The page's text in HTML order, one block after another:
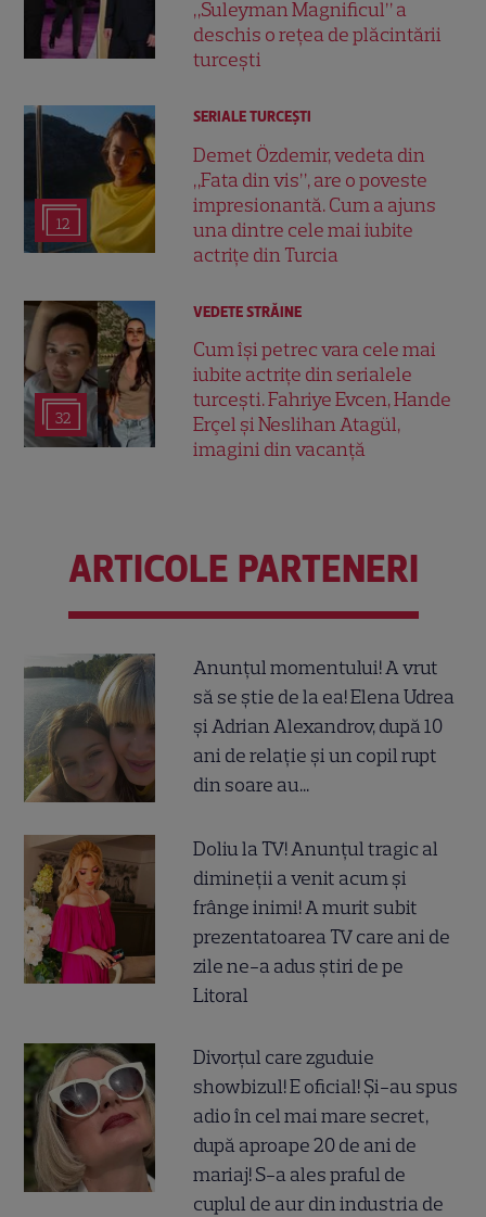
„Suleyman Magnificul” a
deschis o rețea de plăcintării
turcești
12
SERIALE TURCEŞTI
Demet Özdemir, vedeta din
„Fata din vis”, are o poveste
impresionantă. Cum a ajuns
una dintre cele mai iubite
actrițe din Turcia
32
VEDETE STRĂINE
Cum își petrec vara cele mai
iubite actrițe din serialele
turcești. Fahriye Evcen, Hande
Erçel și Neslihan Atagül,
imagini din vacanță
ARTICOLE PARTENERI
Anunțul momentului! A vrut
să se știe de la ea! Elena Udrea
și Adrian Alexandrov, după 10
ani de relație și un copil rupt
din soare au...
Doliu la TV! Anunțul tragic al
dimineții a venit acum și
frânge inimi! A murit subit
prezentatoarea TV care ani de
zile ne-a adus știri de pe
Litoral
Divorțul care zguduie
showbizul! E oficial! Și-au spus
adio în cel mai mare secret,
după aproape 20 de ani de
mariaj! S-a ales praful de
cuplul de aur din industria de